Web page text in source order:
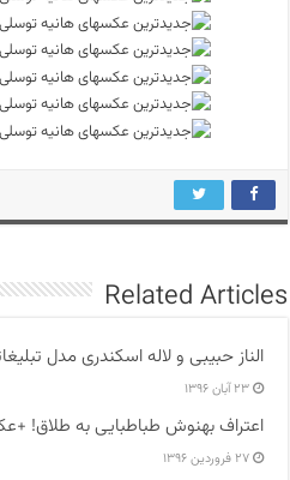
Related Articles
الناز حبیبی و لاله اسکندری مدل
۲۳ آبان ۱۳۹۶
اعتراف بهنوش طباطبایی به طلاق!
۲۷ فروردین ۱۳۹۶